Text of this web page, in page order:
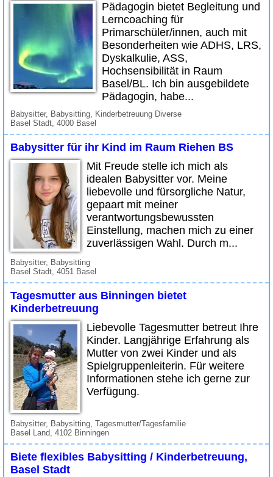
Pädagogin bietet Begleitung und
Lerncoaching für
Primarschüler/innen, auch mit
Besonderheiten wie ADHS, LRS,
Dyskalkulie, ASS,
Hochsensibilität in Raum
Basel/BL. Ich bin ausgebildete
Pädagogin, habe...
Babysitter, Babysitting, Kinderbetreuung Diverse
Basel Stadt, 4000 Basel
Babysitter für ihr Kind im Raum Riehen BS
Mit Freude stelle ich mich als
idealen Babysitter vor. Meine
liebevolle und fürsorgliche Natur,
gepaart mit meiner
verantwortungsbewussten
Einstellung, machen mich zu einer
zuverlässigen Wahl. Durch m...
Babysitter, Babysitting
Basel Stadt, 4051 Basel
Tagesmutter aus Binningen bietet
Kinderbetreuung
Liebevolle Tagesmutter betreut Ihre
Kinder. Langjährige Erfahrung als
Mutter von zwei Kinder und als
Spielgruppenleiterin. Für weitere
Informationen stehe ich gerne zur
Verfügung.
Babysitter, Babysitting, Tagesmutter/Tagesfamilie
Basel Land, 4102 Binningen
Biete flexibles Babysitting / Kinderbetreuung,
Basel Stadt